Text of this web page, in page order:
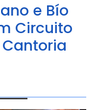
e Bío
Circuito